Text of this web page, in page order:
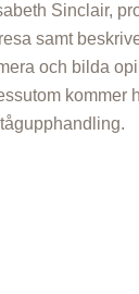
Sinclair,
samt
och bilda
kommer